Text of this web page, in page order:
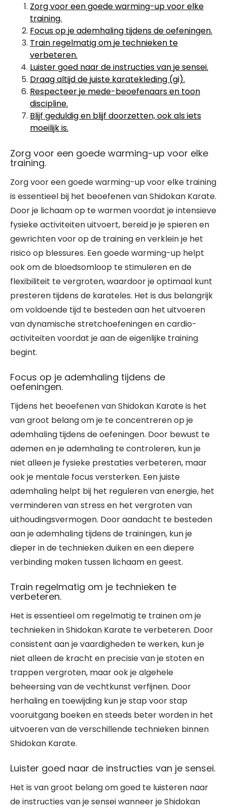
Zorg voor een goede warming-up voor elke
training.
Focus op je ademhaling tijdens de oefeningen.
Train regelmatig om je technieken te
verbeteren.
Luister goed naar de instructies van je sensei.
Draag altijd de juiste karatekleding (gi).
Respecteer je mede-beoefenaars en toon
discipline.
Blijf geduldig en blijf doorzetten, ook als iets
moeilijk is.
Zorg voor een goede warming-up voor elke
training.
Zorg voor een goede warming-up voor elke training
is essentieel bij het beoefenen van Shidokan Karate.
Door je lichaam op te warmen voordat je intensieve
fysieke activiteiten uitvoert, bereid je je spieren en
gewrichten voor op de training en verklein je het
risico op blessures. Een goede warming-up helpt
ook om de bloedsomloop te stimuleren en de
flexibiliteit te vergroten, waardoor je optimaal kunt
presteren tijdens de karateles. Het is dus belangrijk
om voldoende tijd te besteden aan het uitvoeren
van dynamische stretchoefeningen en cardio-
activiteiten voordat je aan de eigenlijke training
begint.
Focus op je ademhaling tijdens de
oefeningen.
Tijdens het beoefenen van Shidokan Karate is het
van groot belang om je te concentreren op je
ademhaling tijdens de oefeningen. Door bewust te
ademen en je ademhaling te controleren, kun je
niet alleen je fysieke prestaties verbeteren, maar
ook je mentale focus versterken. Een juiste
ademhaling helpt bij het reguleren van energie, het
verminderen van stress en het vergroten van
uithoudingsvermogen. Door aandacht te besteden
aan je ademhaling tijdens de trainingen, kun je
dieper in de technieken duiken en een diepere
verbinding maken tussen lichaam en geest.
Train regelmatig om je technieken te
verbeteren.
Het is essentieel om regelmatig te trainen om je
technieken in Shidokan Karate te verbeteren. Door
consistent aan je vaardigheden te werken, kun je
niet alleen de kracht en precisie van je stoten en
trappen vergroten, maar ook je algehele
beheersing van de vechtkunst verfijnen. Door
herhaling en toewijding kun je stap voor stap
vooruitgang boeken en steeds beter worden in het
uitvoeren van de verschillende technieken binnen
Shidokan Karate.
Luister goed naar de instructies van je sensei.
Het is van groot belang om goed te luisteren naar
de instructies van je sensei wanneer je Shidokan